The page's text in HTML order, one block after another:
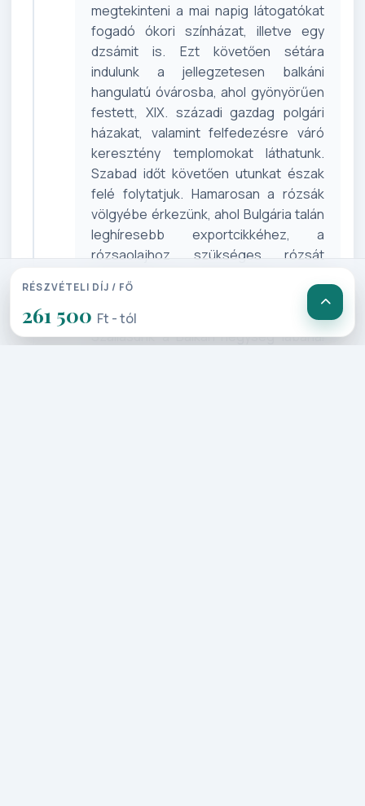
megtekinteni a mai napig látogatókat
fogadó ókori színházat, illetve egy
dzsámit is. Ezt követően sétára
indulunk a jellegzetesen balkáni
hangulatú óvárosba, ahol gyönyörűen
festett, XIX. századi gazdag polgári
házakat, valamint felfedezésre váró
keresztény templomokat láthatunk.
Szabad időt követően utunkat észak
felé folytatjuk. Hamarosan a rózsák
völgyébe érkezünk, ahol Bulgária talán
leghíresebb exportcikkéhez, a
rózsaolajhoz szükséges rózsát
messziről fénylő arany hagymakupolás,
sipkai orosz templomot tekintjük meg.
Szállásunk a Balkán-hegység lábánál
RÉSZVÉTELI DÍJ / FŐ
261 500 Ft - tól